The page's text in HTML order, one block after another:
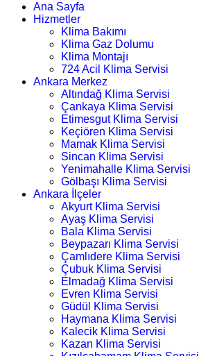
Ana Sayfa
Hizmetler
Klima Bakımı
Klima Gaz Dolumu
Klima Montajı
724 Acil Klima Servisi
Ankara Merkez
Altındağ Klima Servisi
Çankaya Klima Servisi
Etimesgut Klima Servisi
Keçiören Klima Servisi
Mamak Klima Servisi
Sincan Klima Servisi
Yenimahalle Klima Servisi
Gölbaşı Klima Servisi
Ankara İlçeler
Akyurt Klima Servisi
Ayaş Klima Servisi
Bala Klima Servisi
Beypazarı Klima Servisi
Çamlıdere Klima Servisi
Çubuk Klima Servisi
Elmadağ Klima Servisi
Evren Klima Servisi
Güdül Klima Servisi
Haymana Klima Servisi
Kalecik Klima Servisi
Kazan Klima Servisi